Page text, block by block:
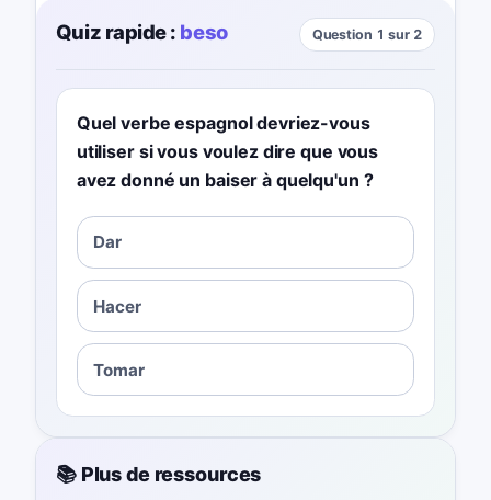
Quiz rapide : beso Question 1 sur 2
Quel verbe espagnol devriez-vous
utiliser si vous voulez dire que vous
avez donné un baiser à quelqu'un ?
Dar
Hacer
Tomar
📚 Plus de ressources